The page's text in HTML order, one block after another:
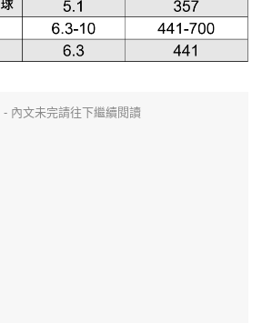
- 內文未完請往下繼續閱讀